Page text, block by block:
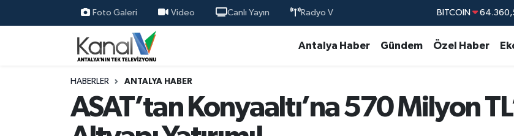
Foto Galeri Video Canlı Yayın Radyo V
BITCOIN
EURO
GRAM ALTIN
BİST100
Antalya Haber Gündem Özel Haber
HABERLER ANTALYA HABER
ASAT’tan Konyaaltı’na 570 Milyon
Ana Haber
Antalya Haber
Nöbetçi Eczaneler
Hava Durumu
Trafik Durumu